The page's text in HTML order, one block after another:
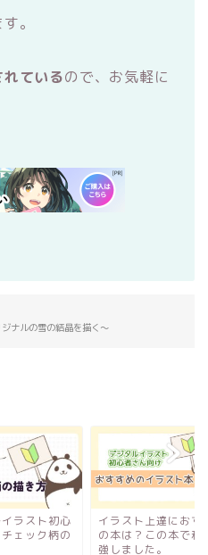
。
ているので、お気軽に
ナルの雪の結晶を描く〜
イラスト初心
ェック柄の
イラスト上達におす
の本は？この本で私
強しました。